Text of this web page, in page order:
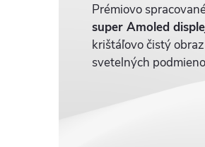
Prémiovo
super Amoled
krištáľovo čistý
svetelných